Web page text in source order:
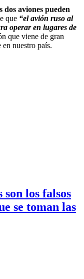
dos aviones pueden
que “el avión ruso al
operar en lugares de
que viene de gran
nuestro país.
los falsos
se toman las